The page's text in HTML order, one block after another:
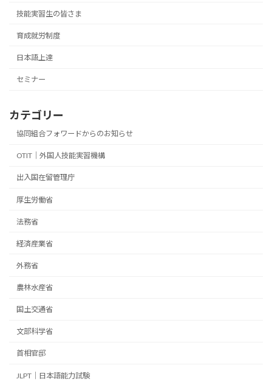
技能実習生の皆さま
育成就労制度
日本語上達
セミナー
カテゴリー
協同組合フォワードからのお知らせ
OTIT｜外国人技能実習機構
出入国在留管理庁
厚生労働省
法務省
経済産業省
外務省
農林水産省
国土交通省
文部科学省
首相官邸
JLPT｜日本語能力試験